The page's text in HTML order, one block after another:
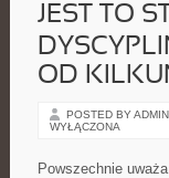
JEST TO
OD
POSTED BY ADMIN
WYŁĄCZONA
Powszechnie